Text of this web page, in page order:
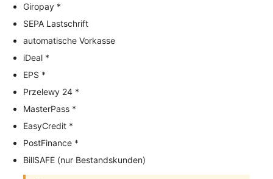
Giropay *
SEPA Lastschrift
automatische Vorkasse
iDeal *
EPS *
Przelewy 24 *
MasterPass *
EasyCredit *
PostFinance *
BillSAFE (nur Bestandskunden)